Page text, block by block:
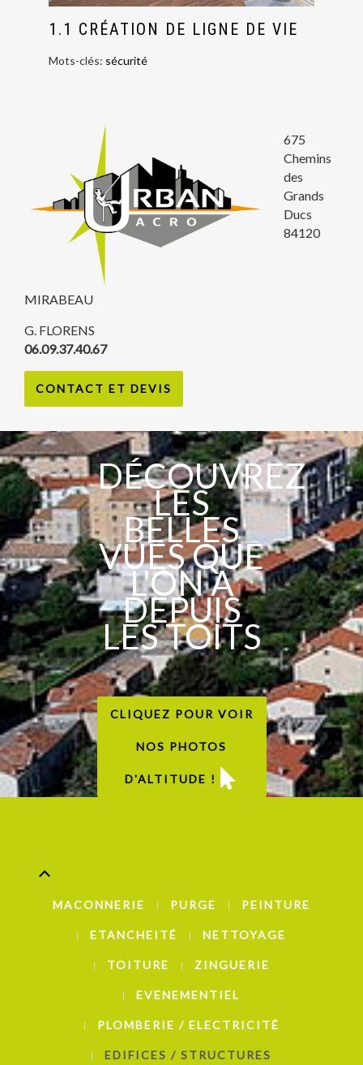
1.1 CRÉATION DE LIGNE DE VIE
Mots-clés: sécurité
675
Chemins
des
Grands
Ducs
84120
MIRABEAU
G. FLORENS
06.09.37.40.67
CONTACT ET DEVIS
DÉCOUVREZ
LES
BELLES
VUES QUE
L'ON A
DEPUIS
LES TOITS
CLIQUEZ POUR VOIR
NOS PHOTOS
D'ALTITUDE !
MACONNERIE PURGE PEINTURE
ETANCHEITÉ NETTOYAGE
TOITURE ZINGUERIE
EVENEMENTIEL
PLOMBERIE / ELECTRICITÉ
EDIFICES / STRUCTURES